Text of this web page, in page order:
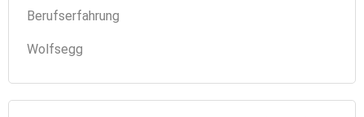
Berufserfahrung
Wolfsegg